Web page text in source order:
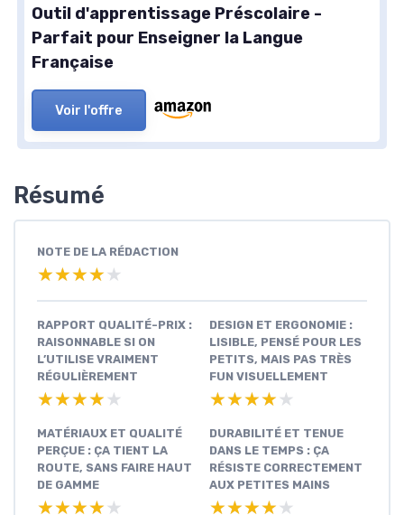
Outil d'apprentissage Préscolaire -
Parfait pour Enseigner la Langue
Française
Voir l'offre
Résumé
NOTE DE LA RÉDACTION
★★★★★
★★★★★
RAPPORT QUALITÉ-PRIX :
RAISONNABLE SI ON
L’UTILISE VRAIMENT
RÉGULIÈREMENT
★★★★★
★★★★★
DESIGN ET ERGONOMIE :
LISIBLE, PENSÉ POUR LES
PETITS, MAIS PAS TRÈS
FUN VISUELLEMENT
★★★★★
★★★★★
MATÉRIAUX ET QUALITÉ
PERÇUE : ÇA TIENT LA
ROUTE, SANS FAIRE HAUT
DE GAMME
★★★★★
★★★★★
DURABILITÉ ET TENUE
DANS LE TEMPS : ÇA
RÉSISTE CORRECTEMENT
AUX PETITES MAINS
★★★★★
★★★★★